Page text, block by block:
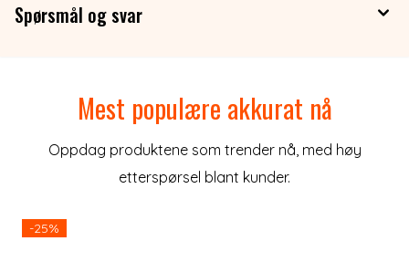
Spørsmål og svar
Mest populære akkurat nå
Oppdag produktene som trender nå, med høy
etterspørsel blant kunder.
-25%